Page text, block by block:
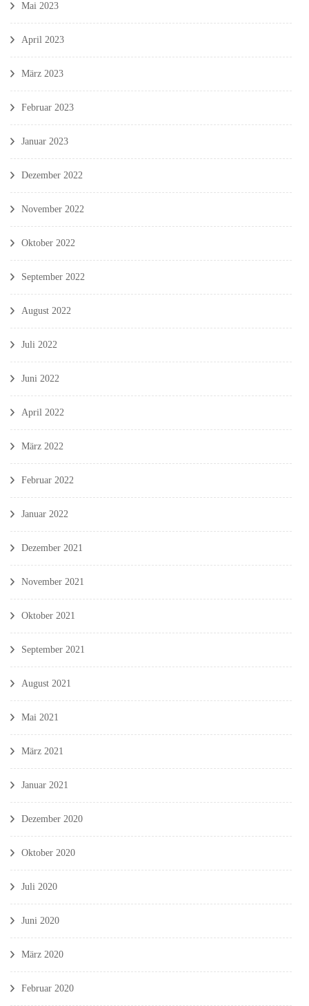
Mai 2023
April 2023
März 2023
Februar 2023
Januar 2023
Dezember 2022
November 2022
Oktober 2022
September 2022
August 2022
Juli 2022
Juni 2022
April 2022
März 2022
Februar 2022
Januar 2022
Dezember 2021
November 2021
Oktober 2021
September 2021
August 2021
Mai 2021
März 2021
Januar 2021
Dezember 2020
Oktober 2020
Juli 2020
Juni 2020
März 2020
Februar 2020